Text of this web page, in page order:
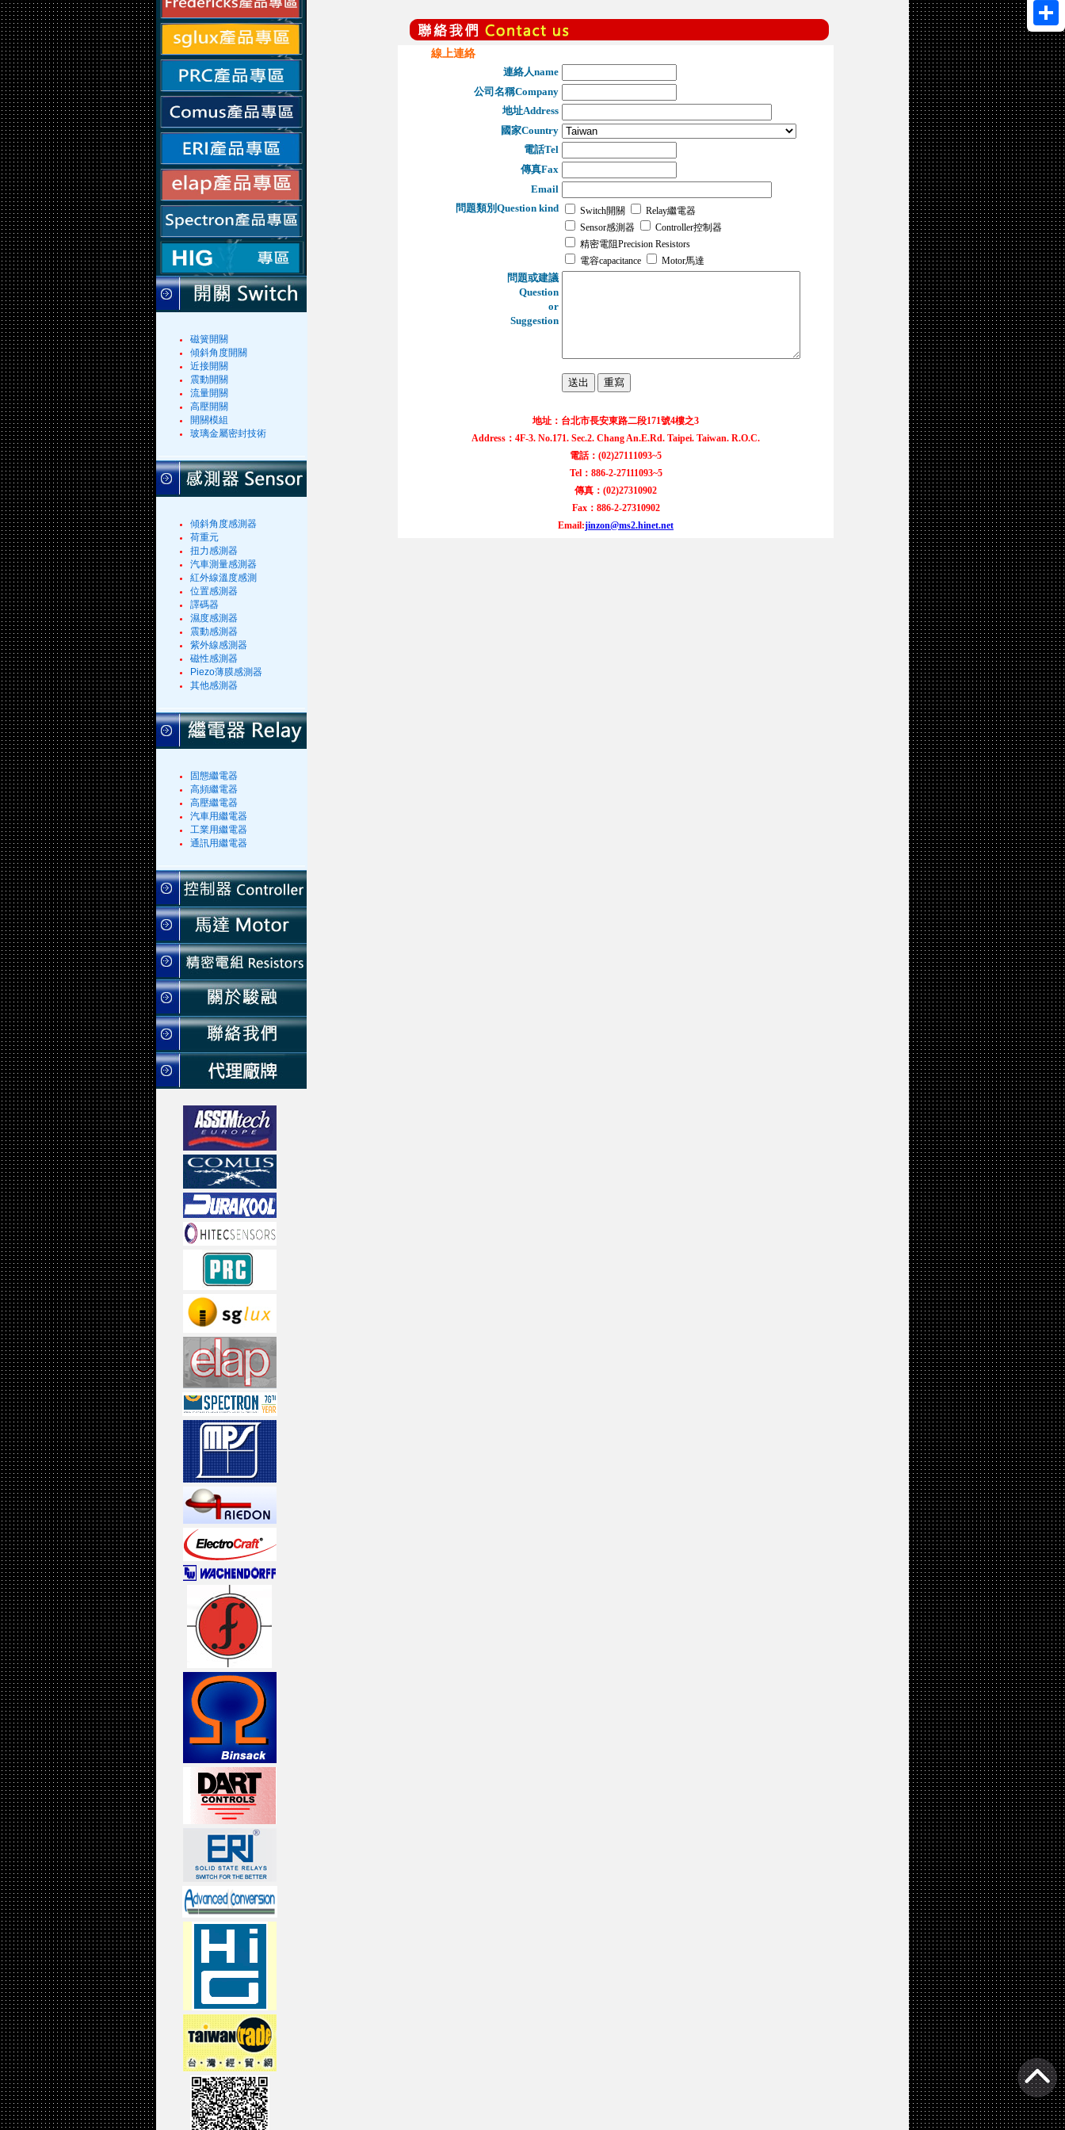
Share
磁簧開關
傾斜角度開關
近接開關
震動開關
流量開關
高壓開關
開關模組
玻璃金屬密封技術
傾斜角度感測器
荷重元
扭力感測器
汽車測量感測器
紅外線溫度感測
位置感測器
譯碼器
濕度感測器
震動感測器
紫外線感測器
磁性感測器
Piezo薄膜感測器
其他感測器
固態繼電器
高頻繼電器
高壓繼電器
汽車用繼電器
工業用繼電器
通訊用繼電器
線上連絡
連絡人name
公司名稱Company
地址Address
國家Country
電話Tel
傳真Fax
Email
問題類別Question kind
Switch開關
Relay繼電器
Sensor感測器
Controller控制器
精密電阻Precision Resistors
電容capacitance
Motor馬達
問題或建議
Question
or
Suggestion
地址：台北市長安東路二段171號4樓之3
Address：4F-3. No.171. Sec.2. Chang An.E.Rd. Taipei. Taiwan. R.O.C.
電話：(02)27111093~5
Tel：886-2-27111093~5
傳真：(02)27310902
Fax：886-2-27310902
Email:jinzon@ms2.hinet.net